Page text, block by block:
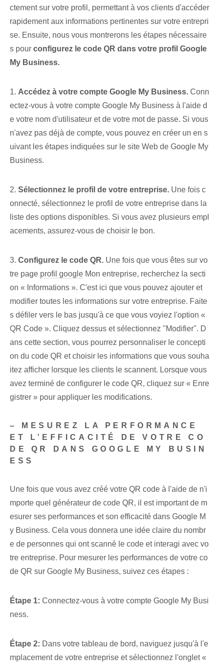
ctement sur votre profil, permettant à vos clients d'accéder
rapidement aux informations pertinentes sur votre entrepri
se. Ensuite, nous vous montrerons les étapes nécessaire
s pour configurez le code QR dans votre profil Google
My Business.
1. Accédez à votre compte Google My Business. Conn
ectez-vous à votre compte Google My Business à l'aide d
e votre nom d'utilisateur et de votre mot de passe. Si vous
n'avez pas déjà de compte, vous pouvez en créer un en s
uivant les étapes indiquées sur le site Web de Google My
Business.
2. Sélectionnez le profil de votre entreprise. Une fois c
onnecté, sélectionnez le profil de votre entreprise dans la
liste des options disponibles. Si vous avez plusieurs empl
acements, assurez-vous de choisir⁢ le bon.
3. Configurez le code QR. Une fois que vous êtes sur vo
tre page profil google Mon entreprise, recherchez la secti
on « Informations ». ⁤C'est ici que vous pouvez ajouter et
modifier toutes les informations sur votre entreprise. Faite
s défiler vers le bas jusqu'à ce que vous voyiez l'option «
QR Code ». Cliquez dessus et sélectionnez "Modifier". D
ans cette section, vous pourrez ⁢personnaliser le ‌concepti
on du code QR ⁣et choisir les informations que vous souha
itez afficher lorsque les clients le scannent. Lorsque vous
avez terminé de configurer le code QR, cliquez sur « Enre
gistrer » pour appliquer les modifications.
– MESUREZ LA PERFORMANCE
ET L’EFFICACITÉ DE VOTRE CO
DE QR DANS GOOGLE MY BUSIN
ESS
Une fois que vous avez créé votre ‌QR code‍ à l'aide de n'i
mporte quel générateur de code QR, il est important de m
esurer ses performances et son efficacité dans Google M
y Business. Cela vous donnera une idée claire du nombr
e de personnes qui ont scanné le code et interagi avec vo
tre entreprise. ⁢Pour mesurer les performances de votre co
de QR sur Google My Business, suivez ces étapes :
Étape 1: Connectez-vous à votre compte Google⁣ My Busi
ness.
Étape 2: Dans votre tableau de bord, ⁢naviguez jusqu'à l'e
mplacement de votre entreprise et sélectionnez l'onglet «